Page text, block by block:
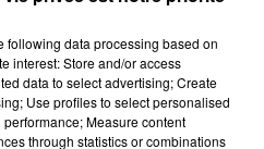
following data processing based on
interest: Store and/or access
data to select advertising; Create
Use profiles to select personalised
Measure content
through statistics or combinations